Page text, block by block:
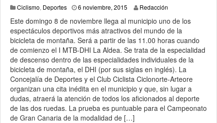
Ciclismo, Deportes 6 noviembre, 2015 7 noviembre, 2015
Redacción
Este domingo 8 de noviembre llega al municipio uno de los
espectáculos deportivos más atractivos del mundo de la
bicicleta de montaña. Será a partir de las 11.00 horas cuando
de comienzo el I MTB-DHI La Aldea. Se trata de la especialidad
de descenso dentro de las especialidades individuales de la
bicicleta de montaña, el DHI (por sus siglas en inglés). La
Concejalía de Deportes y el Club Ciclista Ciclonorte-Arteore
organizan una cita inédita en el municipio y que, sin lugar a
dudas, atraerá la atención de todos los aficionados al deporte
de las dos ruedas. La prueba es puntuable para el Campeonato
de Gran Canaria de la modalidad de […]